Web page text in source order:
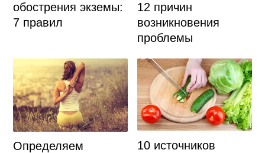
обострения экземы:
7 правил
12 причин
возникновения
проблемы
Определяем
10 источников